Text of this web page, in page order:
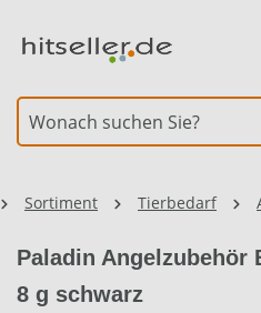
Sortiment Tierbedarf
Paladin Angelzubehör
8 g schwarz